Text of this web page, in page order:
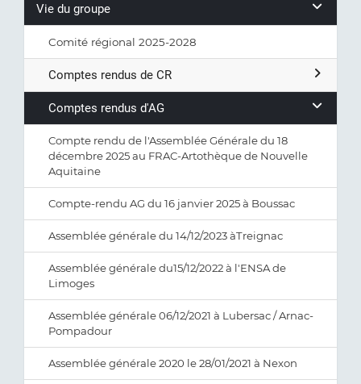
Vie du groupe
Comité régional 2025-2028
Comptes rendus de CR
Comptes rendus d'AG
Compte rendu de l'Assemblée Générale du 18
décembre 2025 au FRAC-Artothèque de Nouvelle
Aquitaine
Compte-rendu AG du 16 janvier 2025 à Boussac
Assemblée générale du 14/12/2023 àTreignac
Assemblée générale du15/12/2022 à l'ENSA de
Limoges
Assemblée générale 06/12/2021 à Lubersac / Arnac-
Pompadour
Assemblée générale 2020 le 28/01/2021 à Nexon